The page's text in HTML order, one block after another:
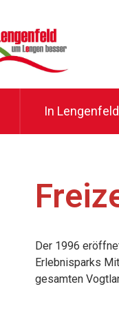
In
Der 1996
Erlebnisparks
gesamten